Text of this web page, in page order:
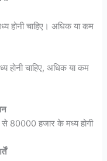
होनी चाहिए। अधिक या कम
होनी चाहिए, अधिक या कम
से 80000 हजार के मध्य होगी